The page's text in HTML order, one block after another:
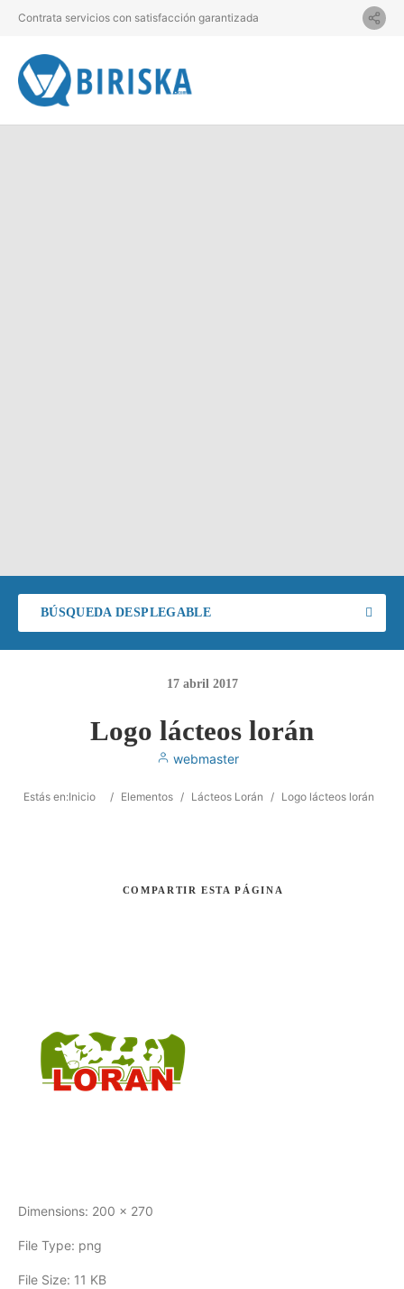
Contrata servicios con satisfacción garantizada
BÚSQUEDA DESPLEGABLE
17 abril 2017
Logo lácteos lorán
webmaster
Estás en:Inicio / Elementos / Lácteos Lorán / Logo lácteos lorán
COMPARTIR ESTA PÁGINA
Dimensions: 200 x 270
File Type: png
File Size: 11 KB